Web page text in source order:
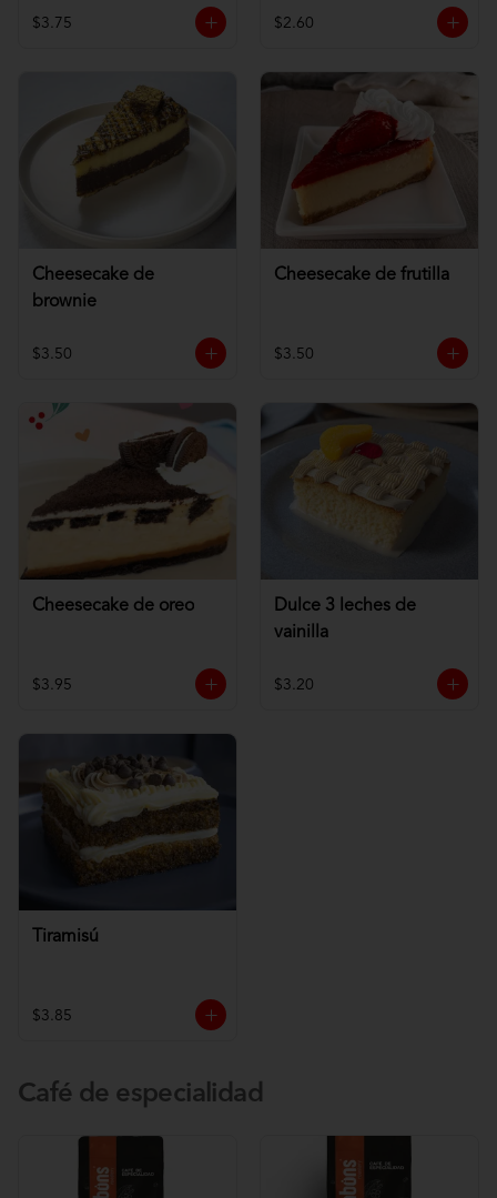
$3.75 $2.60
Cheesecake de
brownie
$3.50
Cheesecake de frutilla
$3.50
Cheesecake de oreo
$3.95
Dulce 3 leches de
vainilla
$3.20
Tiramisú
$3.85
Café de especialidad